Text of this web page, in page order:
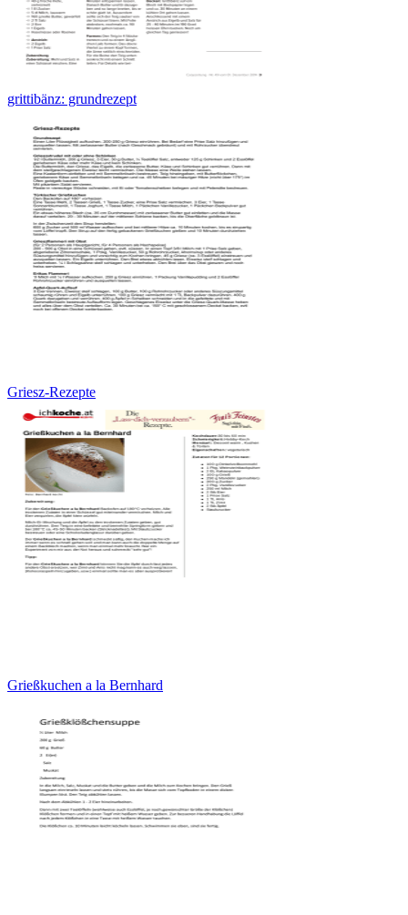
grittibänz: grundrezept
Griesz-Rezepte
Grießkuchen a la Bernhard